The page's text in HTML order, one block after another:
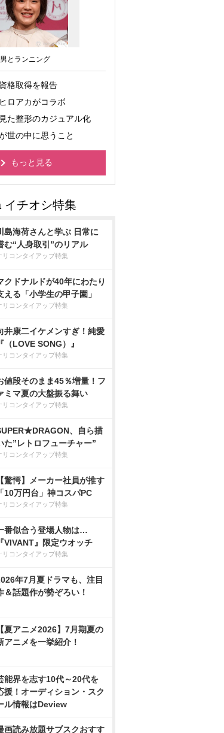
とランニング
格取得を報告
ロアカがコラボ
た整形のカジュアル化
世の中に思うこと
もっと見る
島海荷さんと学ぶ 日常に
む“人身取引”のリアル
リコンタイアップ特集
クドナルドが40年にわたり
える「小学生の甲子園」
リコンタイアップ特集
井康二イケメンすぎ！純愛
『（LOVE SONG）』
リコンタイアップ特集
値段そのまま45％増量！フ
ミマ夏の大盤振る舞い
リコンタイアップ特集
、自ら描
た”レトロフューチャー”
リコンタイアップ特集
【驚愕】メーカー社員が推す
「10万円台」神コスパPC
リコンタイアップ特集
番似合う登場人物は…
『VIVANT』限定ウオッチ
リコンタイアップ特集
年7月夏ドラマも、注目
＆話題作が勢ぞろい！
【夏アニメ2026】7月期夏の
アニメを一挙紹介！
能界を志す10代～20代を
援！オーディション・スク
ル情報はDeview
画読み放題サブスクおすす